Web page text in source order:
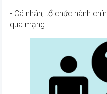
- Cá nhân, tổ chức hành
qua mạng